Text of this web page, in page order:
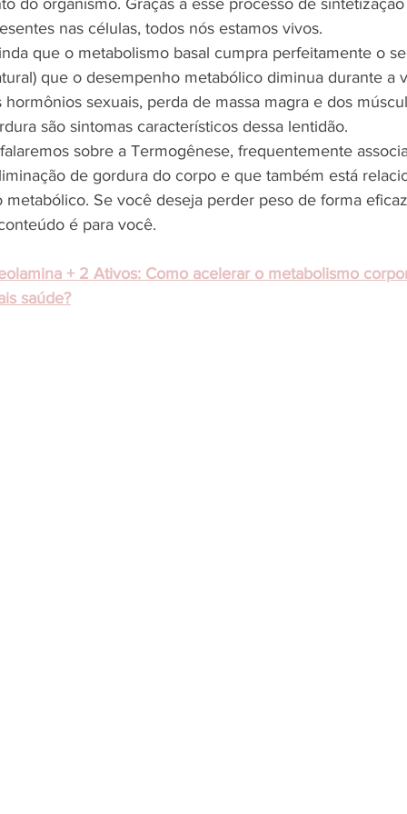
do organismo. Graças a esse processo de
nas células, todos nós estamos vivos.
que o metabolismo basal cumpra perfeitamente o
que o desempenho metabólico diminua durante a
hormônios sexuais, perda de massa magra e dos
são sintomas característicos dessa lentidão.
sobre a Termogênese, frequentemente
de gordura do corpo e que também está
metabólico. Se você deseja perder peso de forma
é para você.
+ 2 Ativos: Como acelerar o metabolismo
saúde?